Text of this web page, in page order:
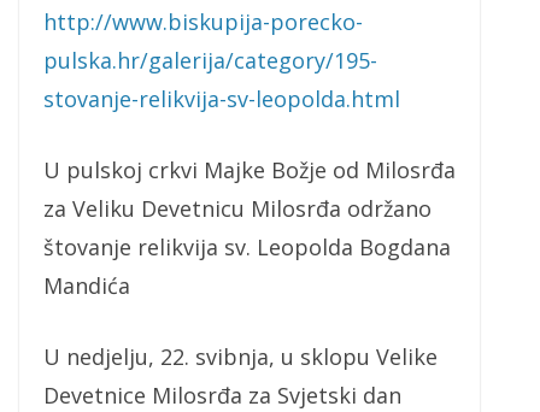
http://www.biskupija-porecko-
pulska.hr/galerija/category/195-
stovanje-relikvija-sv-leopolda.html
U pulskoj crkvi Majke Božje od Milosrđa
za Veliku Devetnicu Milosrđa održano
štovanje relikvija sv. Leopolda Bogdana
Mandića
U nedjelju, 22. svibnja, u sklopu Velike
Devetnice Milosrđa za Svjetski dan